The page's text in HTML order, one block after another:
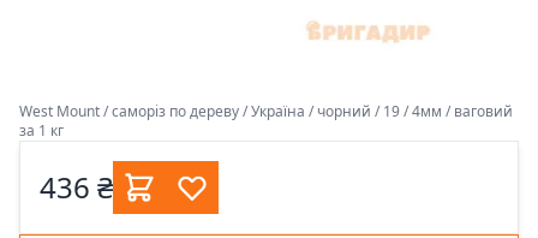
West Mount / саморіз по дереву / Україна / чорний / 19 / 4мм / ваговий
за 1 кг
436 ₴